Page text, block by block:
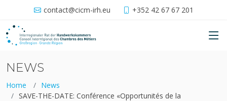
contact@cicm-irh.eu +352 42 67 67 201
NEWS
Home
News
SAVE-THE-DATE: Conférence «Opportunités de la